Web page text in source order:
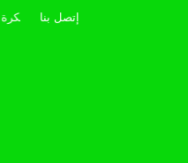
إتصل بنا